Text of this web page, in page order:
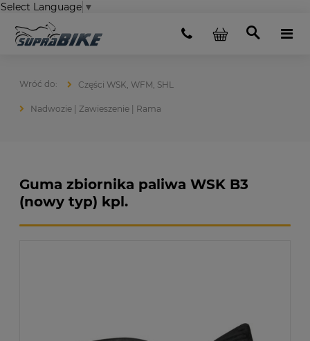
Select Language ▼
Części WSK, WFM, SHL
Nadwozie | Zawieszenie | Rama
Guma zbiornika paliwa WSK B3
(nowy typ) kpl.